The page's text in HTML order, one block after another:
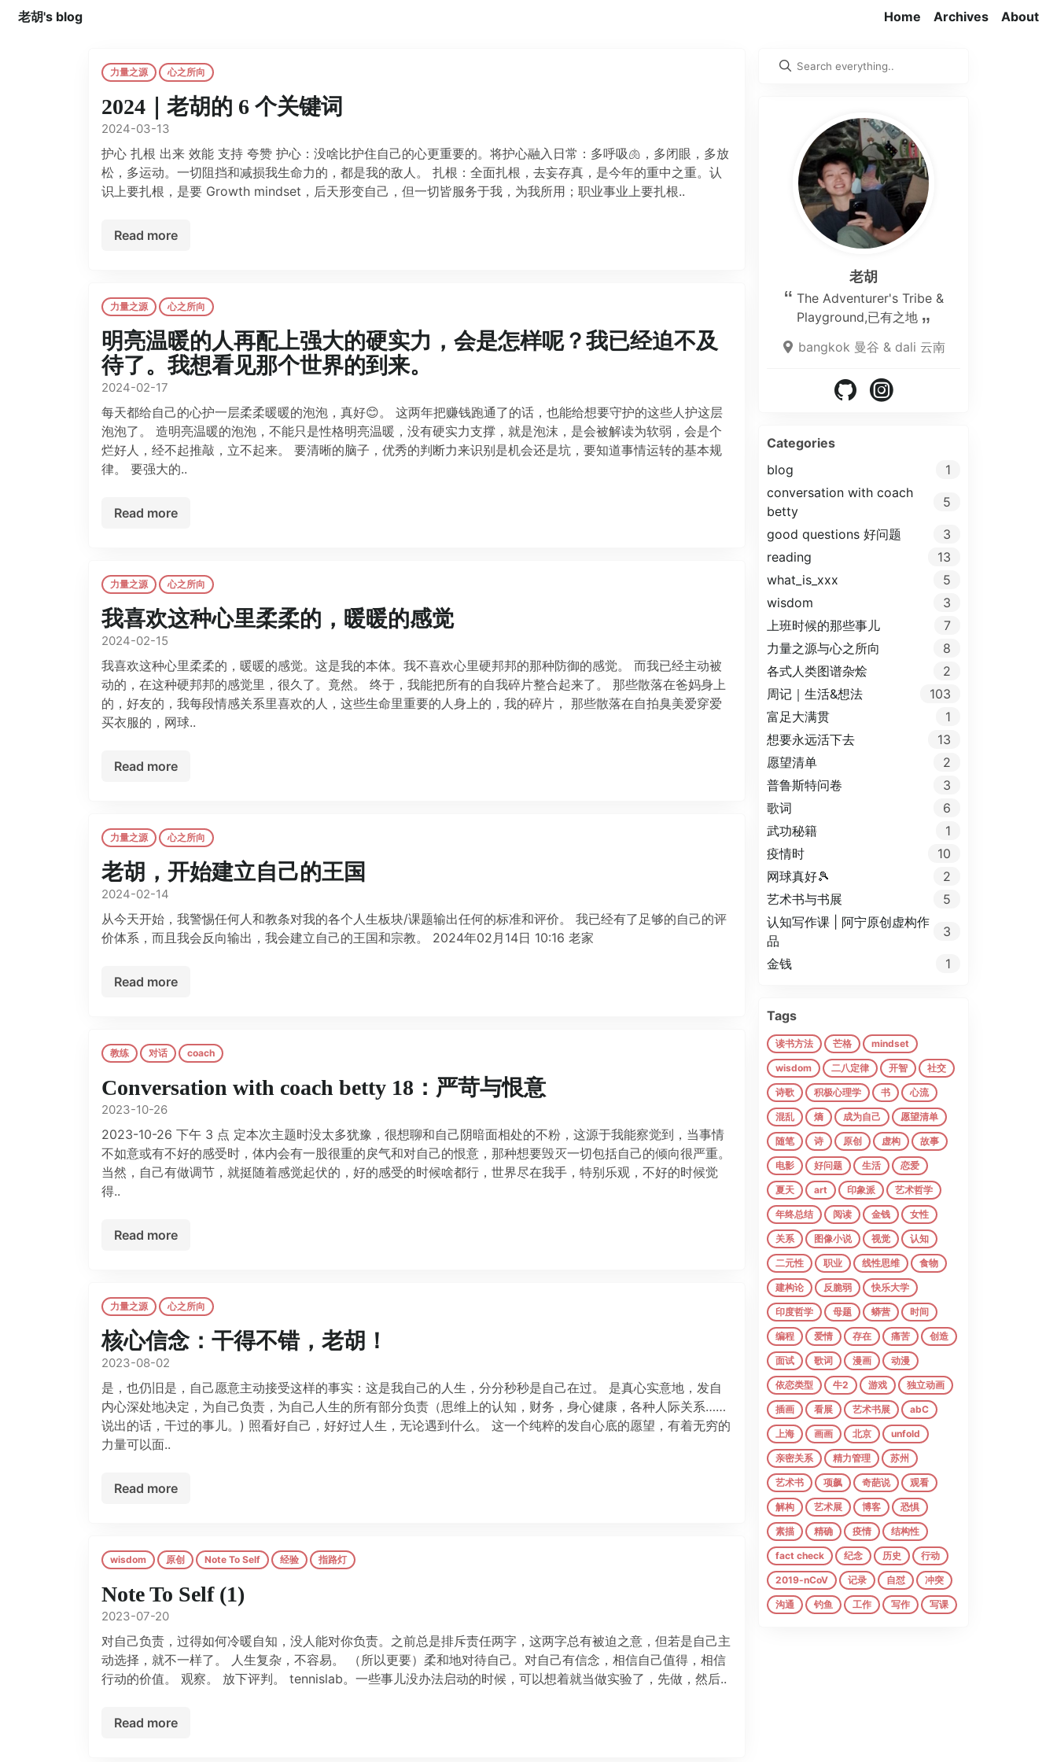
老胡's blog Home Archives About
力量之源 心之所向
2024｜老胡的 6 个关键词
2024-03-13
护心 扎根 出来 效能 支持 夸赞 护心：没啥比护住自己的心更重要的。将护心融入日常：多呼吸🫁，多闭眼，多放
松，多运动。一切阻挡和减损我生命力的，都是我的敌人。 扎根：全面扎根，去妄存真，是今年的重中之重。认
识上要扎根，是要 Growth mindset，后天形变自己，但一切皆服务于我，为我所用；职业事业上要扎根..
Read more
力量之源 心之所向
明亮温暖的人再配上强大的硬实力，会是怎样呢？我已经迫不及
待了。我想看见那个世界的到来。
2024-02-17
每天都给自己的心护一层柔柔暖暖的泡泡，真好😊。 这两年把赚钱跑通了的话，也能给想要守护的这些人护这层
泡泡了。 造明亮温暖的泡泡，不能只是性格明亮温暖，没有硬实力支撑，就是泡沫，是会被解读为软弱，会是个
烂好人，经不起推敲，立不起来。 要清晰的脑子，优秀的判断力来识别是机会还是坑，要知道事情运转的基本规
律。 要强大的..
Read more
力量之源 心之所向
我喜欢这种心里柔柔的，暖暖的感觉
2024-02-15
我喜欢这种心里柔柔的，暖暖的感觉。这是我的本体。我不喜欢心里硬邦邦的那种防御的感觉。 而我已经主动被
动的，在这种硬邦邦的感觉里，很久了。竟然。 终于，我能把所有的自我碎片整合起来了。 那些散落在爸妈身上
的，好友的，我每段情感关系里喜欢的人，这些生命里重要的人身上的，我的碎片， 那些散落在自拍臭美爱穿爱
买衣服的，网球..
Read more
力量之源 心之所向
老胡，开始建立自己的王国
2024-02-14
从今天开始，我警惕任何人和教条对我的各个人生板块/课题输出任何的标准和评价。 我已经有了足够的自己的评
价体系，而且我会反向输出，我会建立自己的王国和宗教。 2024年02月14日 10:16 老家
Read more
教练 对话 coach
Conversation with coach betty 18：严苛与恨意
2023-10-26
2023-10-26 下午 3 点 定本次主题时没太多犹豫，很想聊和自己阴暗面相处的不粉，这源于我能察觉到，当事情
不如意或有不好的感受时，体内会有一股很重的戾气和对自己的恨意，那种想要毁灭一切包括自己的倾向很严重。
当然，自己有做调节，就挺随着感觉起伏的，好的感受的时候啥都行，世界尽在我手，特别乐观，不好的时候觉
得..
Read more
力量之源 心之所向
核心信念：干得不错，老胡！
2023-08-02
是，也仍旧是，自己愿意主动接受这样的事实：这是我自己的人生，分分秒秒是自己在过。 是真心实意地，发自
内心深处地决定，为自己负责，为自己人生的所有部分负责（思维上的认知，财务，身心健康，各种人际关系……
说出的话，干过的事儿。) 照看好自己，好好过人生，无论遇到什么。 这一个纯粹的发自心底的愿望，有着无穷的
力量可以面..
Read more
wisdom 原创 Note To Self 经验 指路灯
Note To Self (1)
2023-07-20
对自己负责，过得如何冷暖自知，没人能对你负责。之前总是排斥责任两字，这两字总有被迫之意，但若是自己主
动选择，就不一样了。 人生复杂，不容易。 （所以更要）柔和地对待自己。对自己有信念，相信自己值得，相信
行动的价值。 观察。 放下评判。 tennislab。一些事儿没办法启动的时候，可以想着就当做实验了，先做，然后..
Read more
老胡
The Adventurer's Tribe &
Playground,已有之地
bangkok 曼谷 & dali 云南
Categories
blog
1
conversation with coach
betty
5
good questions 好问题
3
reading
13
what_is_xxx
5
wisdom
3
上班时候的那些事儿
7
力量之源与心之所向
8
各式人类图谱杂烩
2
周记｜生活&想法
103
富足大满贯
1
想要永远活下去
13
愿望清单
2
普鲁斯特问卷
3
歌词
6
武功秘籍
1
疫情时
10
网球真好🎾
2
艺术书与书展
5
认知写作课 | 阿宁原创虚构作
品
3
金钱 1
Tags
读书方法 芒格 mindset
wisdom 二八定律 开智 社交
诗歌 积极心理学 书 心流
混乱 熵 成为自己 愿望清单
随笔 诗 原创 虚构 故事
电影 好问题 生活 恋爱
夏天 art 印象派 艺术哲学
年终总结 阅读 金钱 女性
关系 图像小说 视觉 认知
二元性 职业 线性思维 食物
建构论 反脆弱 快乐大学
印度哲学 母题 蟒营 时间
编程 爱情 存在 痛苦 创造
面试 歌词 漫画 动漫
依恋类型 牛2 游戏 独立动画
插画 看展 艺术书展 abC
上海 画画 北京 unfold
亲密关系 精力管理 苏州
艺术书 项飙 奇葩说 观看
解构 艺术展 博客 恐惧
素描 精确 疫情 结构性
fact check 纪念 历史 行动
2019-nCoV 记录 自怼 冲突
沟通 钓鱼 工作 写作 写课